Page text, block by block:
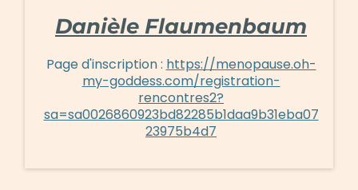
Danièle Flaumenbaum
Page d'inscription : https://menopause.oh-
my-goddess.com/registration-
rencontres2?
sa=sa0026860923bd82285b1daa9b31eba07
23975b4d7